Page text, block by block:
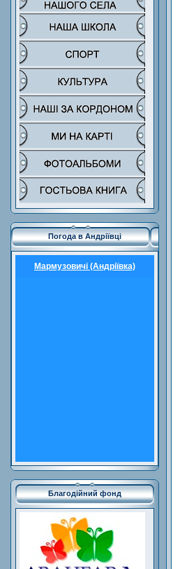
Погода в Андріївці
Мармузовичі (Андріївка)
Благодійний фонд